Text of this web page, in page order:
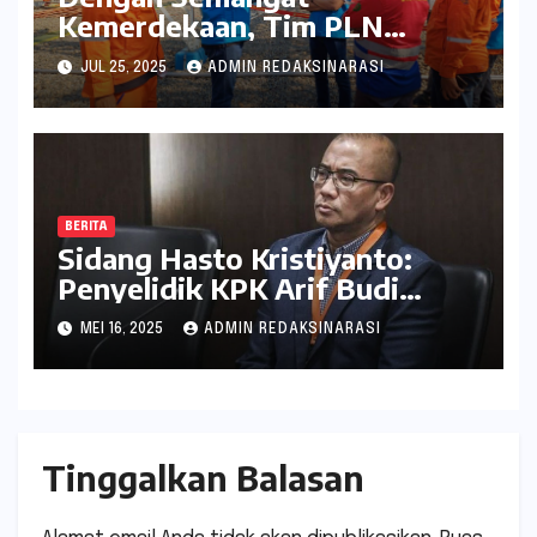
Kemerdekaan, Tim PLN
Percepat Peningkatan
Keandalan Listrik Melalui
Uprating Peralatan di Gardu
Induk 150 kV Kaliwungu
JUL 25, 2025 ADMIN REDAKSINARASI
BERITA
Sidang Hasto Kristiyanto:
Penyelidik KPK Arif Budi
Raharjo Dihadirkan sebagai
Saksi Kunci
MEI 16, 2025 ADMIN REDAKSINARASI
Tinggalkan Balasan